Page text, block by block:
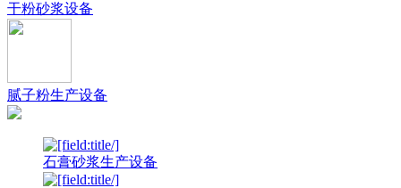
干粉砂浆设备
腻子粉生产设备
石膏砂浆生产设备